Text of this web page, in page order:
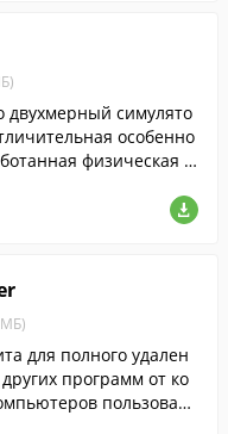
двухмерный симулято
особенно
физическая м
МБ)
для полного удален
программ от ко
пользовате